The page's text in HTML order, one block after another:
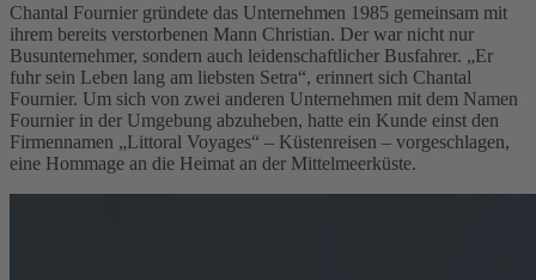
Chantal Fournier gründete das Unternehmen 1985 gemeinsam mit
ihrem bereits verstorbenen Mann Christian. Der war nicht nur
Busunternehmer, sondern auch leidenschaftlicher Busfahrer. „Er
fuhr sein Leben lang am liebsten Setra“, erinnert sich Chantal
Fournier. Um sich von zwei anderen Unternehmen mit dem Namen
Fournier in der Umgebung abzuheben, hatte ein Kunde einst den
Firmennamen „Littoral Voyages“ – Küstenreisen – vorgeschlagen,
eine Hommage an die Heimat an der Mittelmeerküste.